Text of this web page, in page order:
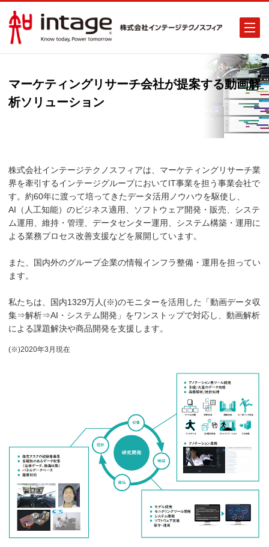
マーケティングリサーチ会社が提案する動画解
析ソリューション
株式会社インテージテクノスフィアは、マーケティングリサーチ業
界を牽引するインテージグループにおいてIT事業を担う事業会社で
す。約60年に渡って培ってきたデータ活用ノウハウを駆使し、
AI（人工知能）のビジネス適用、ソフトウェア開発・販売、システ
ム運用、維持・管理、データセンター運用、システム構築・運用に
よる業務プロセス改善支援などを展開しています。
また、国内外のグループ企業の情報インフラ整備・運用を担ってい
ます。
私たちは、国内1329万人(※)のモニターを活用した「動画データ収
集⇒解析⇒AI・システム開発」をワンストップで対応し、動画解析
による課題解決や商品開発を支援します。
(※)2020年3月現在